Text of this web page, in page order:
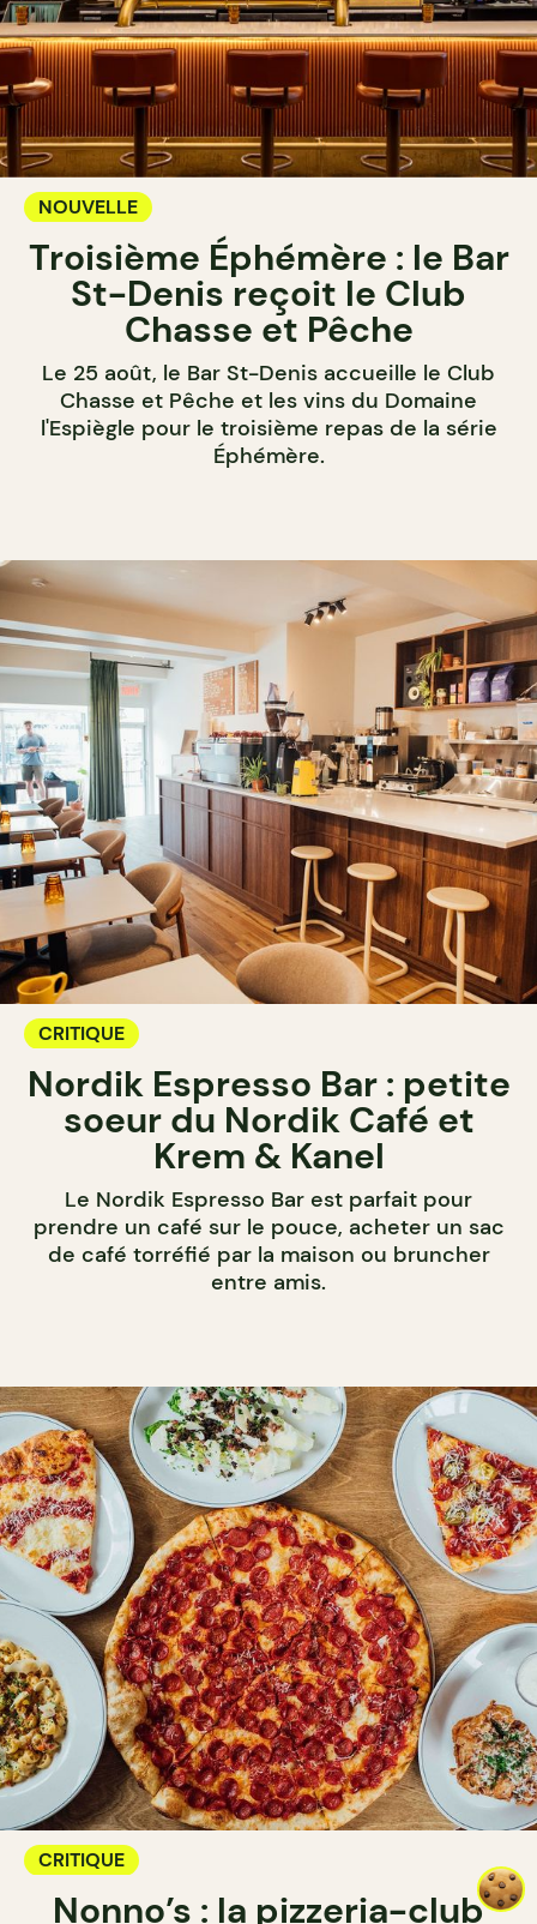
NOUVELLE
Troisième Éphémère : le Bar
St-Denis reçoit le Club
Chasse et Pêche
Le 25 août, le Bar St-Denis accueille le Club
Chasse et Pêche et les vins du Domaine
l'Espiègle pour le troisième repas de la série
Éphémère.
CRITIQUE
Nordik Espresso Bar : petite
soeur du Nordik Café et
Krem & Kanel
Le Nordik Espresso Bar est parfait pour
prendre un café sur le pouce, acheter un sac
de café torréfié par la maison ou bruncher
entre amis.
CRITIQUE
Nonno’s : la pizzeria-club